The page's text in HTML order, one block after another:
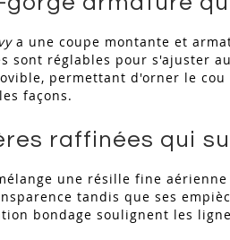
a une coupe montante et
sont réglables pour s'ajuster
permettant d'orner le
façons.
raffinées qui
une résille fine
tandis que ses
bondage soulignent les